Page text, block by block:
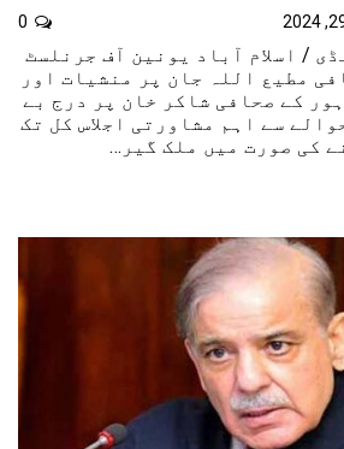
/ اسلام آباد یونین آف جرنلسٹ
مطیع اللہ جان پر منشیات اور
کے صحافی شاکر خان پر درج بے
سے اہم مشاورتی اجلاس کل تک
کی صورت میں ملک گیر…